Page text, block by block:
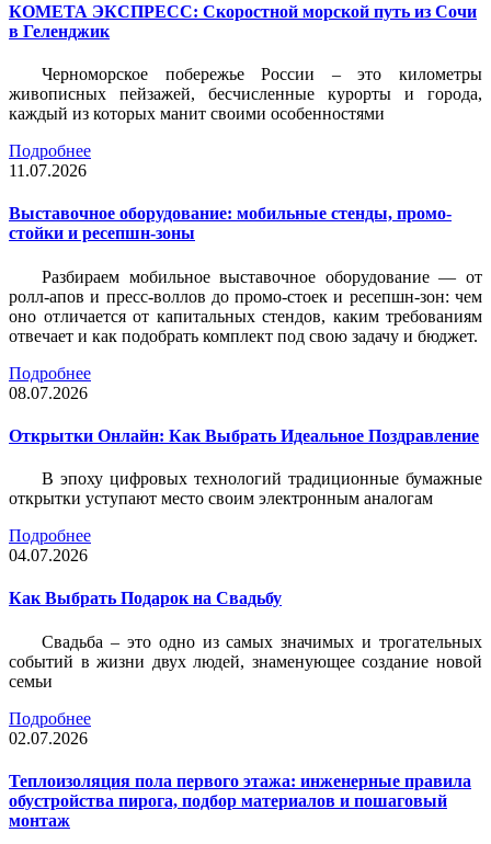
КОМЕТА ЭКСПРЕСС: Скоростной морской путь из Сочи
в Геленджик
Черноморское побережье России – это километры
живописных пейзажей, бесчисленные курорты и города,
каждый из которых манит своими особенностями
Подробнее
11.07.2026
Выставочное оборудование: мобильные стенды, промо-
стойки и ресепшн-зоны
Разбираем мобильное выставочное оборудование — от
ролл-апов и пресс-воллов до промо-стоек и ресепшн-зон: чем
оно отличается от капитальных стендов, каким требованиям
отвечает и как подобрать комплект под свою задачу и бюджет.
Подробнее
08.07.2026
Открытки Онлайн: Как Выбрать Идеальное Поздравление
В эпоху цифровых технологий традиционные бумажные
открытки уступают место своим электронным аналогам
Подробнее
04.07.2026
Как Выбрать Подарок на Свадьбу
Свадьба – это одно из самых значимых и трогательных
событий в жизни двух людей, знаменующее создание новой
семьи
Подробнее
02.07.2026
Теплоизоляция пола первого этажа: инженерные правила
обустройства пирога, подбор материалов и пошаговый
монтаж